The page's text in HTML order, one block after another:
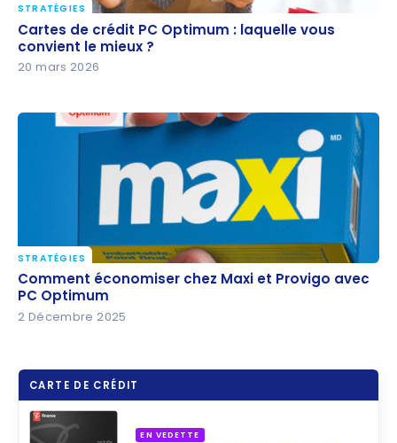
Cartes de crédit PC Optimum : laquelle vous
convient le mieux ?
STRATÉGIES
Cartes de crédit PC Optimum : laquelle vous
convient le mieux ?
20 mars 2026
Comment économiser chez Maxi et Provigo avec
PC Optimum
STRATÉGIES
Comment économiser chez Maxi et Provigo avec
PC Optimum
2 Décembre 2025
CARTE DE CRÉDIT
EN VEDETTE